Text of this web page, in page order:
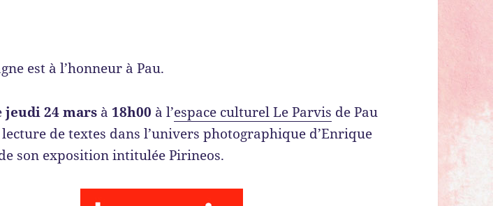
est à l’honneur à Pau.
jeudi 24 mars à 18h00 à l’espace culturel Le Parvis de Pau
de textes dans l’univers photographique d’Enrique
son exposition intitulée Pirineos.